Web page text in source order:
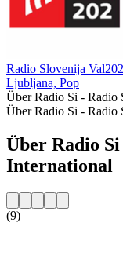
Radio Slovenija Val202
Ljubljana, Pop
Über Radio Si - Radio
Über Radio Si - Radio
Über Radio
International
(9)